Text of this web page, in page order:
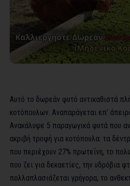
Αυτό το δωρεάν φυτό αντικαθιστά
κοτόπουλων. Αναπαράγεται επ’
Ανακάλυψε 5 παραγωγικά φυτά που
ακριβή τροφή για κοτόπουλα: τα
που περιέχουν 27% πρωτεΐνη, το
που ζει για δεκαετίες, την υδρόβια
πολλαπλασιάζεται γρήγορα, το